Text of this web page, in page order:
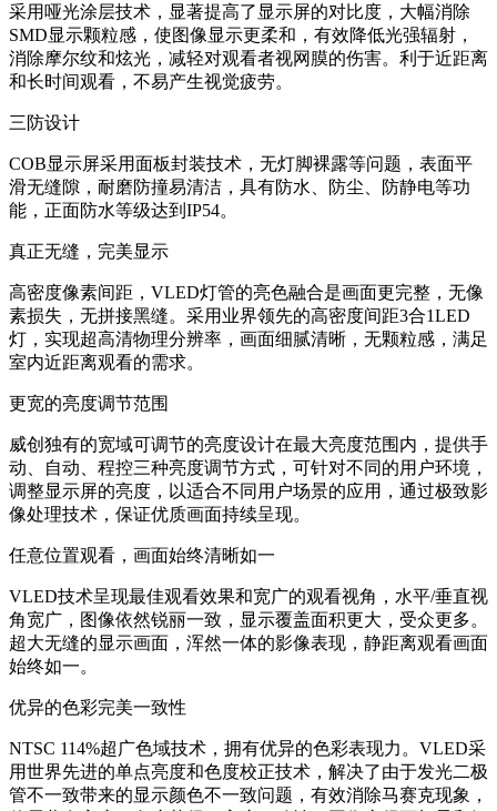
采用哑光涂层技术，显著提高了显示屏的对比度，大幅消除
SMD显示颗粒感，使图像显示更柔和，有效降低光强辐射，
消除摩尔纹和炫光，减轻对观看者视网膜的伤害。利于近距离
和长时间观看，不易产生视觉疲劳。
三防设计
COB显示屏采用面板封装技术，无灯脚裸露等问题，表面平
滑无缝隙，耐磨防撞易清洁，具有防水、防尘、防静电等功
能，正面防水等级达到IP54。
真正无缝，完美显示
高密度像素间距，VLED灯管的亮色融合是画面更完整，无像
素损失，无拼接黑缝。采用业界领先的高密度间距3合1LED
灯，实现超高清物理分辨率，画面细腻清晰，无颗粒感，满足
室内近距离观看的需求。
更宽的亮度调节范围
威创独有的宽域可调节的亮度设计在最大亮度范围内，提供手
动、自动、程控三种亮度调节方式，可针对不同的用户环境，
调整显示屏的亮度，以适合不同用户场景的应用，通过极致影
像处理技术，保证优质画面持续呈现。
任意位置观看，画面始终清晰如一
VLED技术呈现最佳观看效果和宽广的观看视角，水平/垂直视
角宽广，图像依然锐丽一致，显示覆盖面积更大，受众更多。
超大无缝的显示画面，浑然一体的影像表现，静距离观看画面
始终如一。
优异的色彩完美一致性
NTSC 114%超广色域技术，拥有优异的色彩表现力。VLED采
用世界先进的单点亮度和色度校正技术，解决了由于发光二极
管不一致带来的显示颜色不一致问题，有效消除马赛克现象，